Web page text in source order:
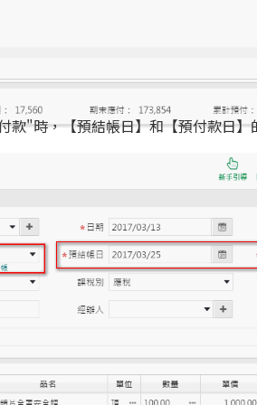
款"時，【預結帳日】和【預付款日】